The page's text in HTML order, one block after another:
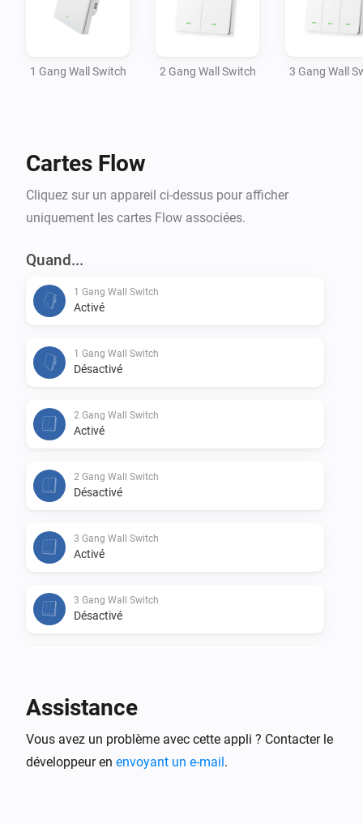
1 Gang Wall Switch 2 Gang Wall Switch 3 Gang Wall
Cartes Flow
Cliquez sur un appareil ci-dessus pour afficher
uniquement les cartes Flow associées.
Quand...
1 Gang Wall Switch
Activé
1 Gang Wall Switch
Désactivé
2 Gang Wall Switch
Activé
2 Gang Wall Switch
Désactivé
3 Gang Wall Switch
Activé
3 Gang Wall Switch
Désactivé
Désactivé
Assistance
Vous avez un problème avec cette appli ? Contacter le
développeur en envoyant un e-mail.